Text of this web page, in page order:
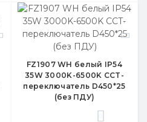
FZ1907 WH белый IP54
35W 3000K-6500K CCT-
переключатель D450*25
(без ПДУ)